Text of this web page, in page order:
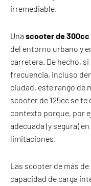
irremediable.
Una scooter de 300cc
del entorno urbano y
carretera. De hecho,
frecuencia, incluso
ciudad, este rango de
scooter de 125cc se
contexto porque, por
adecuada (y segura)
limitaciones.
Las scooter de más
capacidad de carga